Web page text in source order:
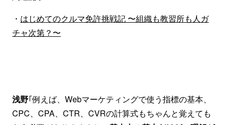
・ はじめてのクルマ免許挑戦記 〜組織も教習所も人ガ
チャ次第？〜
浅野｢例えば、Webマーケティングで使う指標の基本、
CPC、CPA、CTR、CVRの計算式もちゃんと覚えても